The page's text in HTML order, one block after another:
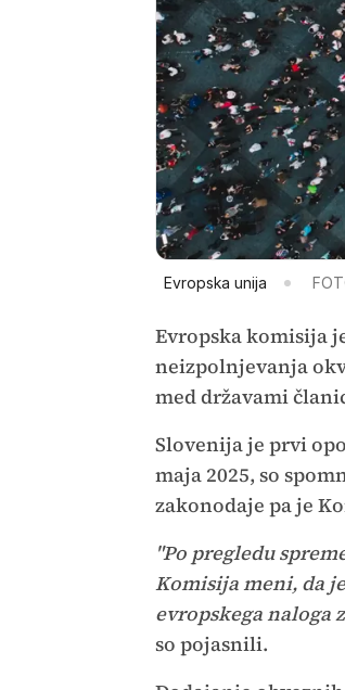
Evropska unija
Evropska komisija
neizpolnjevanja
med državami
Slovenija je prvi
maja 2025, so
zakonodaje pa je
"Po pregledu
Komisija meni, da
evropskega naloga
so pojasnili.